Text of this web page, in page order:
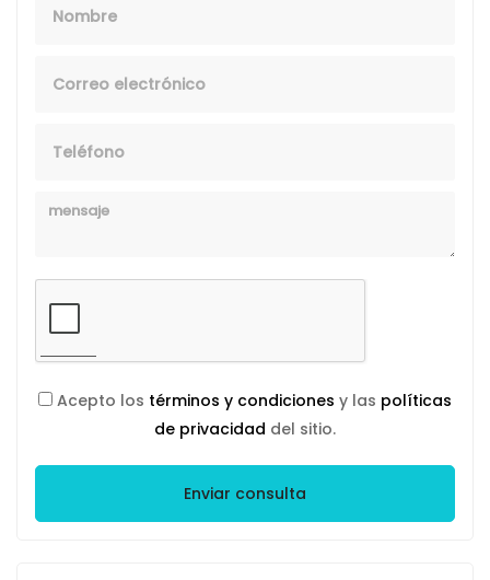
Acepto los términos y condiciones y las políticas
de privacidad del sitio.
Enviar consulta